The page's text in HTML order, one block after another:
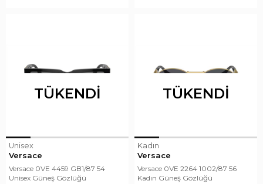
TÜKENDI
Unisex
Versace
Versace 0VE 4459 GB1/87 54
Unisex Güneş Gözlüğü
TÜKENDI
Kadın
Versace
Versace 0VE 2264 1002/87 56
Kadın Güneş Gözlüğü